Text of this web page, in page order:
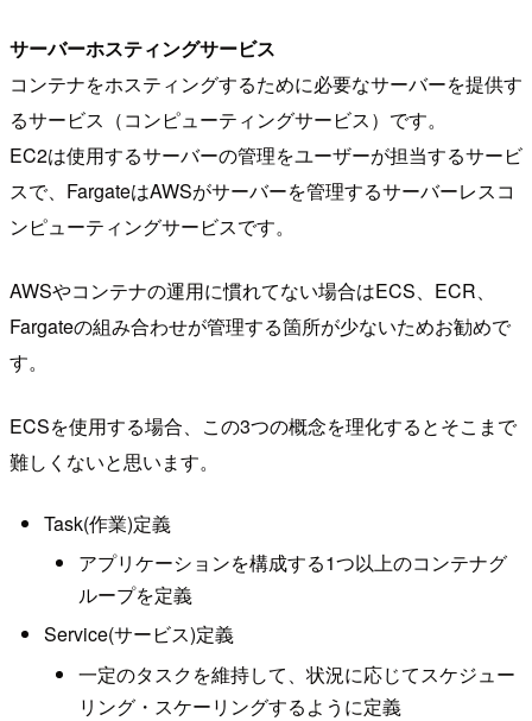
サーバーホスティングサービス
コンテナをホスティングするために必要なサーバーを提供す
るサービス（コンピューティングサービス）です。
EC2は使用するサーバーの管理をユーザーが担当するサービ
スで、FargateはAWSがサーバーを管理するサーバーレスコ
ンピューティングサービスです。
AWSやコンテナの運用に慣れてない場合はECS、ECR、
Fargateの組み合わせが管理する箇所が少ないためお勧めで
す。
ECSを使用する場合、この3つの概念を理化するとそこまで
難しくないと思います。
Task(作業)定義
アプリケーションを構成する1つ以上のコンテナグ
ループを定義
Service(サービス)定義
一定のタスクを維持して、状況に応じてスケジュー
リング・スケーリングするように定義